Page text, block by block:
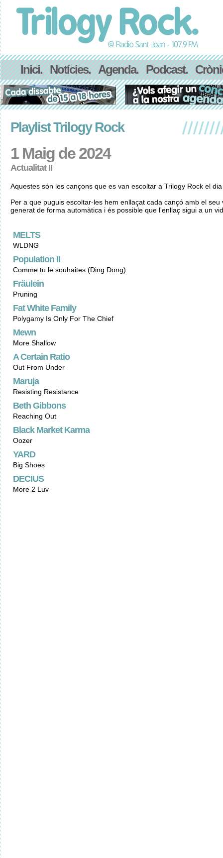
Inici. Notícies. Agenda. Podcast.
Playlist Trilogy Rock
1 Maig de 2024
Actualitat II
Aquestes són les cançons que es van escoltar a Trilogy Rock el
Per a que puguis escoltar-les hem enllaçat cada cançó amb el
generat de forma automàtica i és possible que l'enllaç sigui a un
MELTS
WLDNG
Population II
Comme tu le souhaites (Ding Dong)
Fräulein
Pruning
Fat White Family
Polygamy Is Only For The Chief
Mewn
More Shallow
A Certain Ratio
Out From Under
Maruja
Resisting Resistance
Beth Gibbons
Reaching Out
Black Market Karma
Oozer
YARD
Big Shoes
DECIUS
More 2 Luv